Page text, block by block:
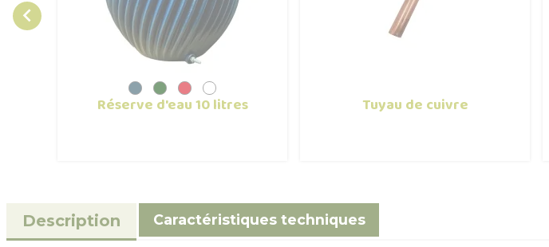

Réserve d'eau 10 litres Tuyau de cuivre
Description Caractéristiques techniques